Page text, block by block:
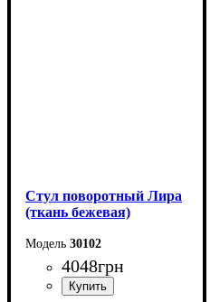
Стул поворотный Лира
(ткань бежевая)
30102
4048грн